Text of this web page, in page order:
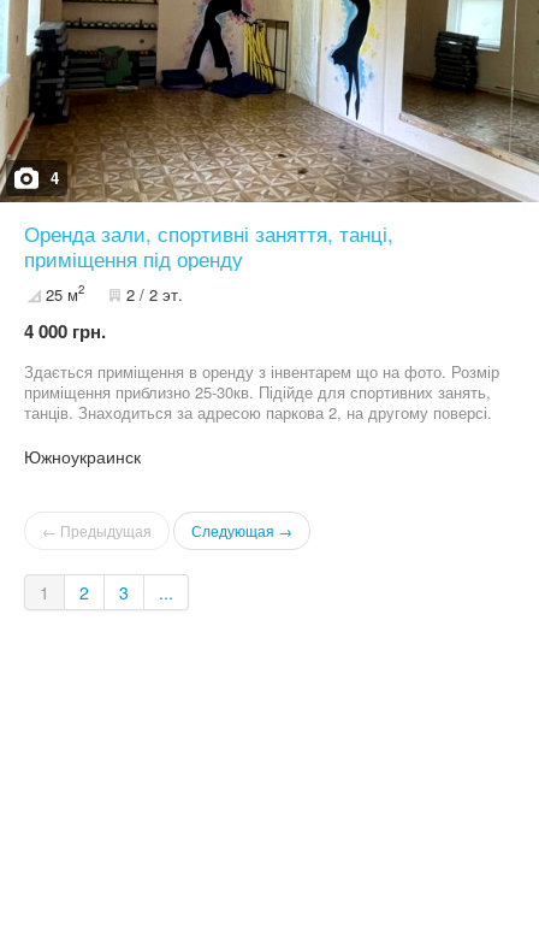
4
Оренда зали, спортивні заняття, танці,
приміщення під оренду
25 м2 2 / 2 эт.
4 000 грн.
Здається приміщення в оренду з інвентарем що на фото. Розмір
приміщення приблизно 25-30кв. Підійде для спортивних занять,
танців. Знаходиться за адресою паркова 2, на другому поверсі.
Южноукраинск
← Предыдущая Следующая →
1 2 3 ...